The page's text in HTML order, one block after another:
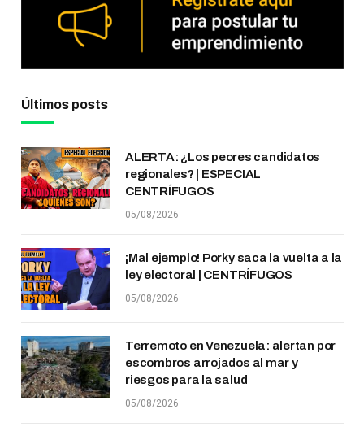
Últimos posts
ALERTA: ¿Los peores candidatos
regionales? | ESPECIAL
CENTRÍFUGOS
05/08/2026
¡Mal ejemplo! Porky saca la vuelta a la
ley electoral | CENTRÍFUGOS
05/08/2026
Terremoto en Venezuela: alertan por
escombros arrojados al mar y
riesgos para la salud
05/08/2026